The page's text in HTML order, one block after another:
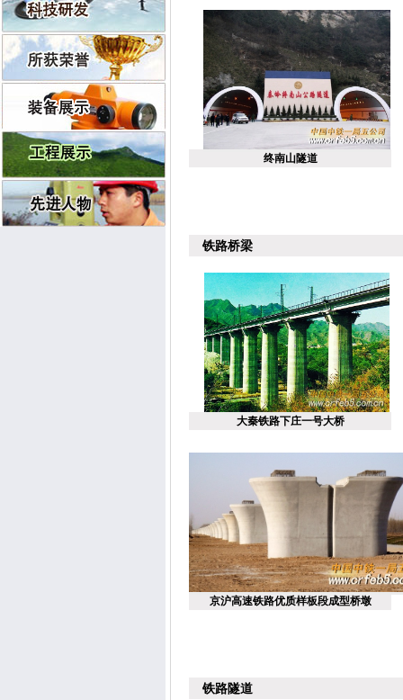
终南山隧道
铁路桥梁
大秦铁路下庄一号大桥
京沪高速铁路优质样板段成型桥墩
铁路隧道